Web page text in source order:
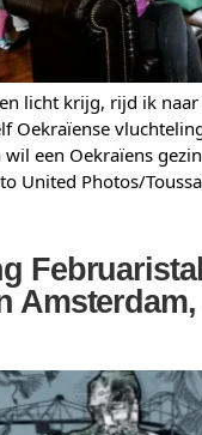
licht krijg, rijd ik naar
Oekraïense
wil een Oekraïens
United Photos/